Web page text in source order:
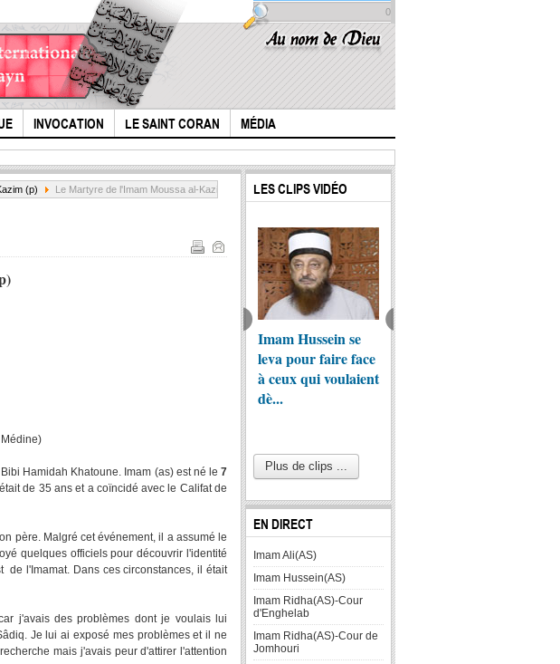
INVOCATION LE SAINT CORAN MÉDIA
0
(p) Le Martyre de l'Imam Moussa al-Kazim (p)
Hamidah Khatoune. Imam (as) est né le 7
de 35 ans et a coïncidé avec le Califat de
père. Malgré cet événement, il a assumé le
quelques officiels pour découvrir l'identité
l'Imamat. Dans ces circonstances, il était
j'avais des problèmes dont je voulais lui
Je lui ai exposé mes problèmes et il ne
mais j'avais peur d'attirer l'attention
LES CLIPS VIDÉO
Imam Hussein se
leva pour faire face
à ceux qui voulaient
dè...
Femmes du
prophète, mères
des croyants?
Plus de clips ...
EN DIRECT
Imam Ali(AS)
Imam Hussein(AS)
Imam Ridha(AS)-Cour
d'Enghelab
Imam Ridha(AS)-Cour de
Jomhouri